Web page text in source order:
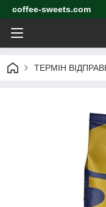
coffee-sweets.com
ТЕРМІН